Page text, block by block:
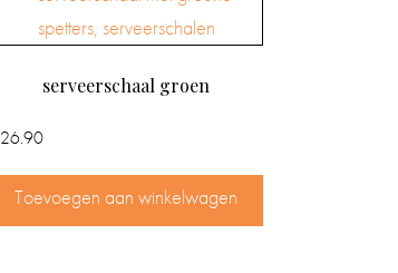
serveerschaal groen
26.90
Toevoegen aan winkelwagen